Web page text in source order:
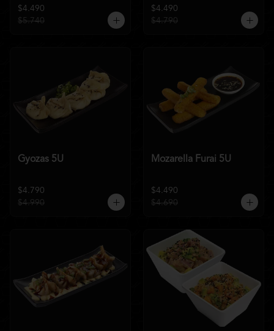
$4.490
$5.740
$4.490
$4.790
Gyozas 5U
$4.790
$4.990
Mozarella Furai 5U
$4.490
$4.690